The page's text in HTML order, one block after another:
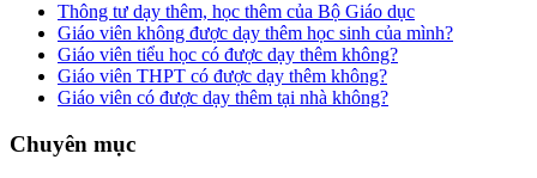
Thông tư dạy thêm, học thêm của Bộ Giáo dục
Giáo viên không được dạy thêm học sinh của mình?
Giáo viên tiểu học có được dạy thêm không?
Giáo viên THPT có được dạy thêm không?
Giáo viên có được dạy thêm tại nhà không?
Chuyên mục